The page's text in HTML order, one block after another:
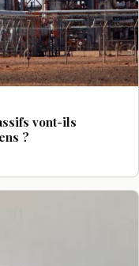
vont-ils
?